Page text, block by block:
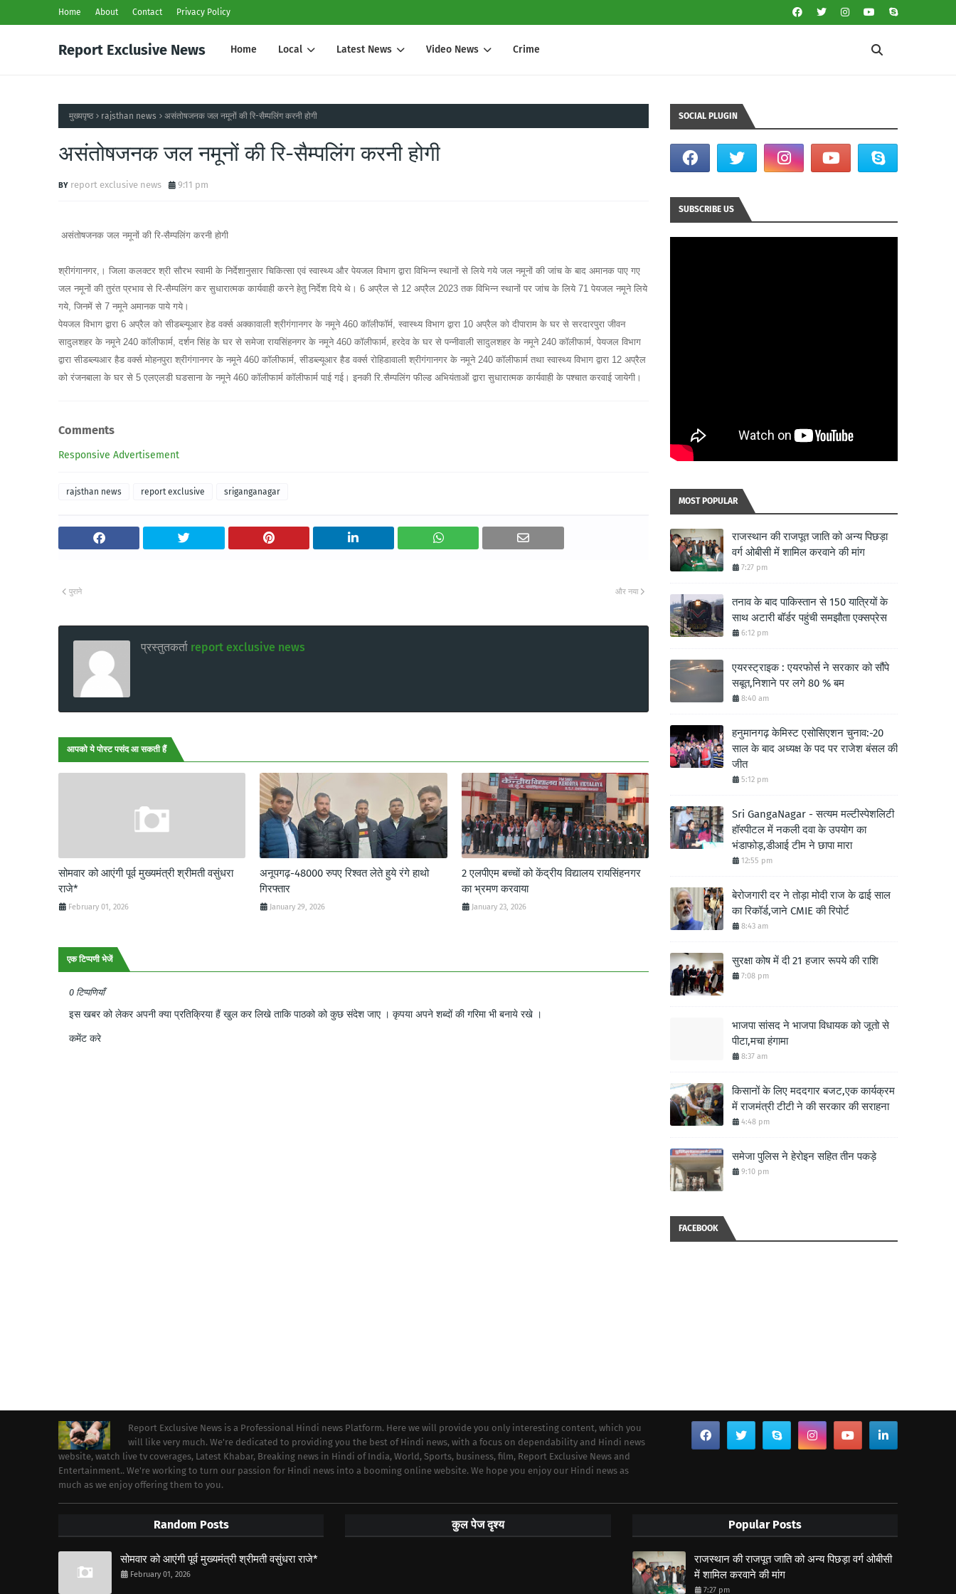
Home About Contact Privacy Policy
Report Exclusive News Home Local Latest News Video News Crime
मुख्यपृष्ठ rajsthan news असंतोषजनक जल नमूनों की रि-सैम्पलिंग करनी होगी
असंतोषजनक जल नमूनों की रि-सैम्पलिंग करनी होगी
report exclusive news 9:11 pm
असंतोषजनक जल नमूनों की रि-सैम्पलिंग करनी होगी
श्रीगंगानगर,। जिला कलक्टर श्री सौरभ स्वामी के निर्देशानुसार चिकित्सा एवं स्वास्थ्य और पेयजल विभाग द्वारा विभिन्न स्थानों से लिये गये जल नमूनों की जांच के बाद अमानक पाए गए
जल नमूनों की तुरंत प्रभाव से रि-सैम्पलिंग कर सुधारात्मक कार्यवाही करने हेतु निर्देश दिये थे। 6 अप्रैल से 12 अप्रैल 2023 तक विभिन्न स्थानों पर जांच के लिये 71 पेयजल नमूने लिये
गये, जिनमें से 7 नमूने अमानक पाये गये।
पेयजल विभाग द्वारा 6 अप्रैल को सीडब्ल्यूआर हेड वर्क्स अक्कावाली श्रीगंगानगर के नमूने 460 कॉलीफॉर्म, स्वास्थ्य विभाग द्वारा 10 अप्रैल को दीपाराम के घर से सरदारपुरा जीवन
सादुलशहर के नमूने 240 कॉलीफार्म, दर्शन सिंह के घर से समेजा रायसिंहनगर के नमूने 460 कॉलीफार्म, हरदेव के घर से पन्नीवाली सादुलशहर के नमूने 240 कॉलीफार्म, पेयजल विभाग
द्वारा सीडब्ल्यआर हैड वर्क्स मोहनपुरा श्रीगंगानगर के नमूने 460 कॉलीफार्म, सीडब्ल्यूआर हैड वर्क्स रोहिडावाली श्रीगंगानगर के नमूने 240 कॉलीफार्म तथा स्वास्थ्य विभाग द्वारा 12 अप्रैल
को रंजनबाला के घर से 5 एलएलडी घडसाना के नमूने 460 कॉलीफार्म कॉलीफार्म पाई गई। इनकी रि.सैम्पलिंग फील्ड अभियंताओं द्वारा सुधारात्मक कार्यवाही के पश्चात करवाई जायेगी।
Comments
Responsive Advertisement
rajsthan news report exclusive sriganganagar
और नया
पुराने
प्रस्तुतकर्ता report exclusive news
आपको ये पोस्ट पसंद आ सकती हैं
सोमवार को आएंगी पूर्व मुख्यमंत्री श्रीमती वसुंधरा
राजे*
February 01, 2026
अनूपगढ़-48000 रुपए रिश्वत लेते हुये रंगे हाथो
गिरफ्तार
January 29, 2026
2 एलपीएम बच्चों को केंद्रीय विद्यालय रायसिंहनगर
का भ्रमण करवाया
January 23, 2026
एक टिप्पणी भेजें
0 टिप्पणियाँ
इस खबर को लेकर अपनी क्या प्रतिक्रिया हैं खुल कर लिखे ताकि पाठको को कुछ संदेश जाए । कृपया अपने शब्दों की गरिमा भी बनाये रखे ।
कमेंट करे
SOCIAL PLUGIN
SUBSCRIBE US
MOST POPULAR
राजस्थान की राजपूत जाति को अन्य पिछड़ा
वर्ग ओबीसी में शामिल करवाने की मांग
7:27 pm
तनाव के बाद पाकिस्तान से 150 यात्रियों के
साथ अटारी बॉर्डर पहुंची समझौता एक्सप्रेस
6:12 pm
एयरस्ट्राइक : एयरफोर्स ने सरकार को सौंपे
सबूत,निशाने पर लगे 80 % बम
8:40 am
हनुमानगढ़ केमिस्ट एसोसिएशन चुनाव:-20
साल के बाद अध्यक्ष के पद पर राजेश बंसल की
जीत
5:12 pm
Sri GangaNagar - सत्यम मल्टीस्पेशलिटी
हॉस्पीटल में नकली दवा के उपयोग का
भंडाफोड़,डीआई टीम ने छापा मारा
12:55 pm
बेरोजगारी दर ने तोड़ा मोदी राज के ढाई साल
का रिकॉर्ड,जाने CMIE की रिपोर्ट
8:43 am
सुरक्षा कोष में दी 21 हजार रूपये की राशि
7:08 pm
भाजपा सांसद ने भाजपा विधायक को जूतो से
पीटा,मचा हंगामा
8:37 am
किसानों के लिए मददगार बजट,एक कार्यक्रम
में राजमंत्री टीटी ने की सरकार की सराहना
4:48 pm
समेजा पुलिस ने हेरोइन सहित तीन पकड़े
9:10 pm
FACEBOOK
Report Exclusive News is a Professional Hindi news Platform. Here we will provide you only interesting content, which you
will like very much. We're dedicated to providing you the best of Hindi news, with a focus on dependability and Hindi news
website, watch live tv coverages, Latest Khabar, Breaking news in Hindi of India, World, Sports, business, film, Report Exclusive News and
Entertainment.. We're working to turn our passion for Hindi news into a booming online website. We hope you enjoy our Hindi news as
much as we enjoy offering them to you.
Random Posts
सोमवार को आएंगी पूर्व मुख्यमंत्री श्रीमती वसुंधरा राजे*
February 01, 2026
कुल पेज दृश्य Popular Posts
राजस्थान की राजपूत जाति को अन्य पिछड़ा वर्ग ओबीसी
में शामिल करवाने की मांग
7:27 pm